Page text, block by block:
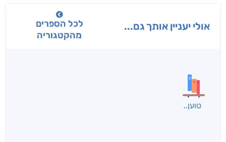
אולי יעניין אותך גם...
לכל הספרים
מהקטגוריה